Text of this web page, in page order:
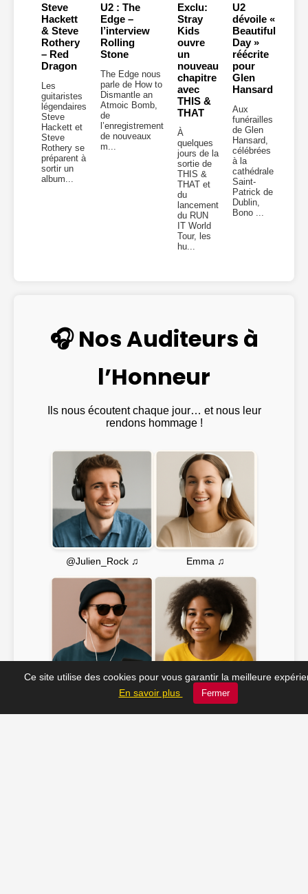
Steve
Hackett
& Steve
Rothery
– Red
Dragon
Les
guitaristes
légendaires
Steve
Hackett et
Steve
Rothery se
préparent à
sortir un
album...
U2 : The
Edge –
l’interview
Rolling
Stone
The Edge nous
parle de How to
Dismantle an
Atmoic Bomb,
de
l’enregistrement
de nouveaux
m...
Exclu:
Stray
Kids
ouvre
un
nouveau
chapitre
avec
THIS &
THAT
À
quelques
jours de la
sortie de
THIS &
THAT et
du
lancement
du RUN
IT World
Tour, les
hu...
U2
dévoile «
Beautiful
Day »
réécrite
pour
Glen
Hansard
Aux
funérailles
de Glen
Hansard,
célébrées
à la
cathédrale
Saint-
Patrick de
Dublin,
Bono ...
🎧 Nos Auditeurs à
l’Honneur
Ils nous écoutent chaque jour… et nous leur
rendons hommage !
@Julien_Rock ♫ Emma ♫
JC_13 ♫ Soline ♫
Ce site utilise des cookies pour vous garantir la meilleure
En savoir plus
Fermer